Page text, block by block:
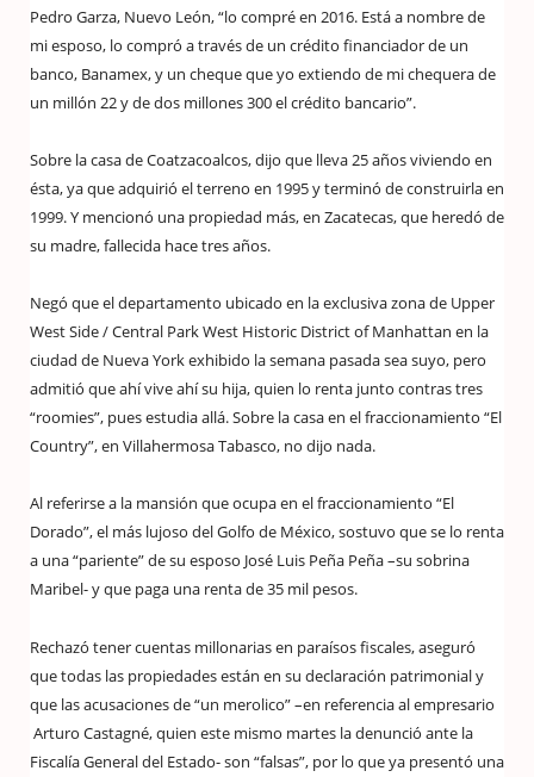
Pedro Garza, Nuevo León, “lo compré en 2016. Está a nombre de
mi esposo, lo compró a través de un crédito financiador de un
banco, Banamex, y un cheque que yo extiendo de mi chequera de
un millón 22 y de dos millones 300 el crédito bancario”.
Sobre la casa de Coatzacoalcos, dijo que lleva 25 años viviendo en
ésta, ya que adquirió el terreno en 1995 y terminó de construirla en
1999. Y mencionó una propiedad más, en Zacatecas, que heredó de
su madre, fallecida hace tres años.
Negó que el departamento ubicado en la exclusiva zona de Upper
West Side / Central Park West Historic District of Manhattan en la
ciudad de Nueva York exhibido la semana pasada sea suyo, pero
admitió que ahí vive ahí su hija, quien lo renta junto contras tres
“roomies”, pues estudia allá. Sobre la casa en el fraccionamiento “El
Country”, en Villahermosa Tabasco, no dijo nada.
Al referirse a la mansión que ocupa en el fraccionamiento “El
Dorado”, el más lujoso del Golfo de México, sostuvo que se lo renta
a una “pariente” de su esposo José Luis Peña Peña –su sobrina
Maribel- y que paga una renta de 35 mil pesos.
Rechazó tener cuentas millonarias en paraísos fiscales, aseguró
que todas las propiedades están en su declaración patrimonial y
que las acusaciones de “un merolico” –en referencia al empresario
Arturo Castagné, quien este mismo martes la denunció ante la
Fiscalía General del Estado- son “falsas”, por lo que ya presentó una